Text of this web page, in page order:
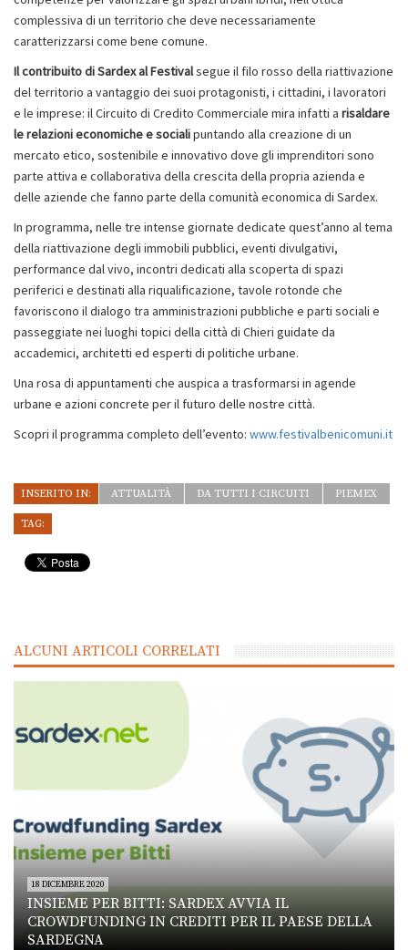
complessiva di un territorio che deve necessariamente
caratterizzarsi come bene comune.
Il contribuito di Sardex al Festivalsegue il filo rosso della riattivazione
del territorio a vantaggio dei suoi protagonisti, i cittadini, i lavoratori
e le imprese: il Circuito di Credito Commerciale mira infatti a risaldare
le relazioni economiche e socialipuntando alla creazione di un
mercato etico, sostenibile e innovativo dove gli imprenditori sono
parte attiva e collaborativa della crescita della propria azienda e
delle aziende che fanno parte della comunità economica di Sardex.
In programma, nelle tre intense giornate dedicate quest’anno al tema
della riattivazione degli immobili pubblici, eventi divulgativi,
performance dal vivo, incontri dedicati alla scoperta di spazi
periferici e destinati alla riqualificazione, tavole rotonde che
favoriscono il dialogo tra amministrazioni pubbliche e parti sociali e
passeggiate nei luoghi topici della città di Chieri guidate da
accademici, architetti ed esperti di politiche urbane.
Una rosa di appuntamenti che auspica a trasformarsi in agende
urbane e azioni concrete per il futuro delle nostre città.
Scopri il programma completo dell’evento: www.festivalbenicomuni.it
INSERITO IN: ATTUALITÀ DA TUTTI I CIRCUITI PIEMEX
TAG:
ALCUNI ARTICOLI CORRELATI
18 DICEMBRE 2020
INSIEME PER BITTI: SARDEX AVVIA IL
CROWDFUNDING IN CREDITI PER IL PAESE DELLA
SARDEGNA